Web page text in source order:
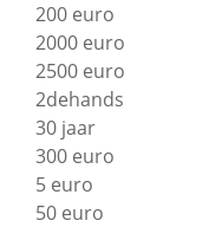
200 euro
2000 euro
2500 euro
2dehands
30 jaar
300 euro
5 euro
50 euro